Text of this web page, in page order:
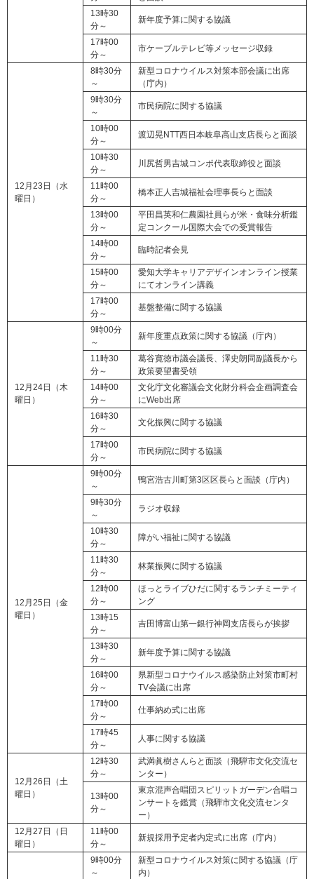
13時30
分～
新年度予算に関する協議
17時00
分～
市ケーブルテレビ等メッセージ収録
12月23日（水
曜日）
8時30分
～
新型コロナウイルス対策本部会議に出席
（庁内）
9時30分
～
市民病院に関する協議
10時00
分～
渡辺晃NTT西日本岐阜高山支店長らと面談
10時30
分～
川尻哲男吉城コンポ代表取締役と面談
11時00
分～
橋本正人吉城福祉会理事長らと面談
13時00
分～
平田昌英和仁農園社員らが米・食味分析鑑
定コンクール国際大会での受賞報告
14時00
分～
臨時記者会見
15時00
分～
愛知大学キャリアデザインオンライン授業
にてオンライン講義
17時00
分～
基盤整備に関する協議
12月24日（木
曜日）
9時00分
～
新年度重点政策に関する協議（庁内）
11時30
分～
葛谷寛徳市議会議長、澤史朗同副議長から
政策要望書受領
14時00
分～
文化庁文化審議会文化財分科会企画調査会
にWeb出席
16時30
分～
文化振興に関する協議
17時00
分～
市民病院に関する協議
12月25日（金
曜日）
9時00分
～
鴨宮浩古川町第3区区長らと面談（庁内）
9時30分
～
ラジオ収録
10時30
分～
障がい福祉に関する協議
11時30
分～
林業振興に関する協議
12時00
分～
ほっとライブひだに関するランチミーティ
ング
13時15
分～
吉田博富山第一銀行神岡支店長らが挨拶
13時30
分～
新年度予算に関する協議
16時00
分～
県新型コロナウイルス感染防止対策市町村
TV会議に出席
17時00
分～
仕事納め式に出席
17時45
分～
人事に関する協議
12月26日（土
曜日）
12時30
分～
武満眞樹さんらと面談（飛騨市文化交流セ
ンター）
13時00
分～
東京混声合唱団スピリットガーデン合唱コ
ンサートを鑑賞（飛騨市文化交流センタ
ー）
12月27日（日
曜日）
11時00
分～
新規採用予定者内定式に出席（庁内）
9時00分
～
新型コロナウイルス対策に関する協議（庁
内）